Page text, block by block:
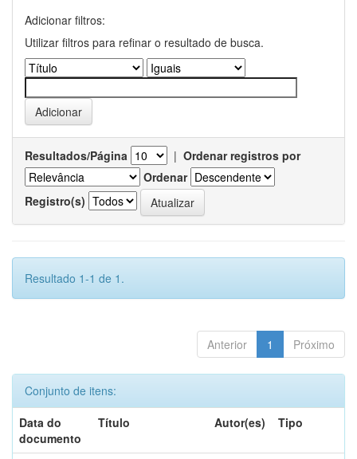
Adicionar filtros:
Utilizar filtros para refinar o resultado de busca.
Resultados/Página | Ordenar registros por
Ordenar
Registro(s)
Resultado 1-1 de 1.
Anterior 1 Próximo
Conjunto de itens:
Data do
documento
Título Autor(es) Tipo